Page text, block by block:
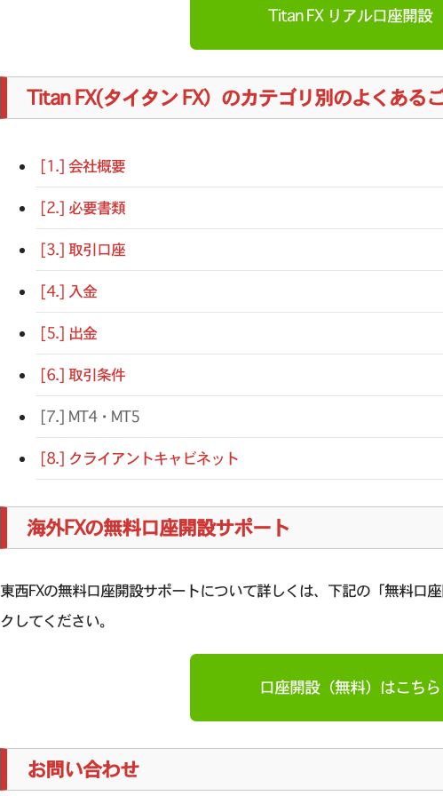
Titan FX リアル口座開設
Titan FX(タイタン FX）のカテゴリ別のよくある
[1.] 会社概要
[2.] 必要書類
[3.] 取引口座
[4.] 入金
[5.] 出金
[6.] 取引条件
[7.] MT4・MT5
[8.] クライアントキャビネット
海外FXの無料口座開設サポート
東西FXの無料口座開設サポートについて詳しくは、下記の「無料口
クしてください。
口座開設（無料）はこちら
お問い合わせ